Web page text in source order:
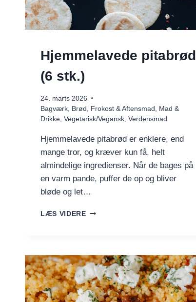
Hjemmelavede pitabrød
(6 stk.)
24. marts 2026
Bagværk
Brød Frokost & Aftensmad
Mad &
Drikke Vegetarisk/Vegansk Verdensmad
Hjemmelavede pitabrød er enklere, end
mange tror, og kræver kun få, helt
almindelige ingredienser. Når de bages på
en varm pande, puffer de op og bliver
bløde og let…
LÆS VIDEREHJEMMELAVEDE